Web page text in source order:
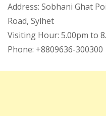
Address: Sobhani Ghat
Road, Sylhet
Visiting Hour: 5.00pm to
Phone: +8809636-300300